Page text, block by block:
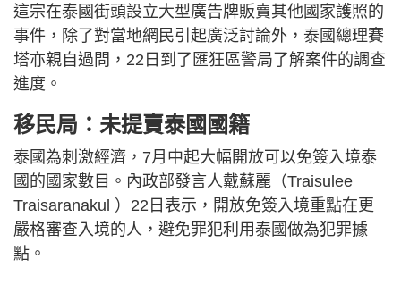
這宗在泰國街頭設立大型廣告牌販賣其他國家護照的
事件，除了對當地網民引起廣泛討論外，泰國總理賽
塔亦親自過問，22日到了匯狂區警局了解案件的調查
進度。
移民局：未提賣泰國國籍
泰國為刺激經濟，7月中起大幅開放可以免簽入境泰
國的國家數目。內政部發言人戴蘇麗（Traisulee
Traisaranakul ）22日表示，開放免簽入境重點在更
嚴格審查入境的人，避免罪犯利用泰國做為犯罪據
點。